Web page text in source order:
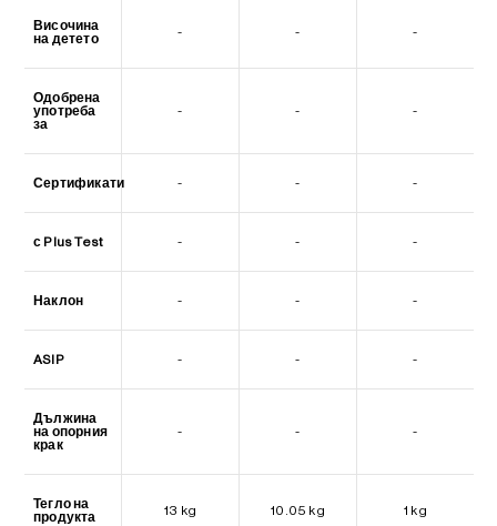
Височина
на детето
- - -
Одобрена
употреба
за
- - -
Сертификати - - -
с Plus Test - - -
Наклон - - -
ASIP - - -
Дължина
на опорния
крак
- - -
Тегло на
продукта
13 kg 10.05 kg 1 kg